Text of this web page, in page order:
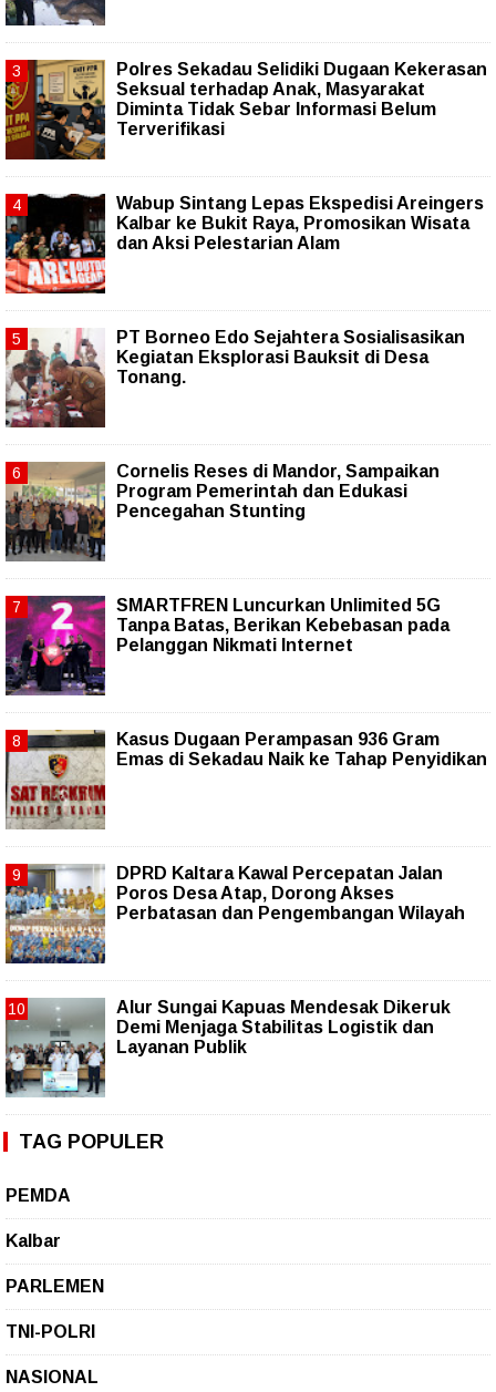
Polres Sekadau Selidiki Dugaan Kekerasan
Seksual terhadap Anak, Masyarakat
Diminta Tidak Sebar Informasi Belum
Terverifikasi
Wabup Sintang Lepas Ekspedisi Areingers
Kalbar ke Bukit Raya, Promosikan Wisata
dan Aksi Pelestarian Alam
PT Borneo Edo Sejahtera Sosialisasikan
Kegiatan Eksplorasi Bauksit di Desa
Tonang.
Cornelis Reses di Mandor, Sampaikan
Program Pemerintah dan Edukasi
Pencegahan Stunting
SMARTFREN Luncurkan Unlimited 5G
Tanpa Batas, Berikan Kebebasan pada
Pelanggan Nikmati Internet
Kasus Dugaan Perampasan 936 Gram
Emas di Sekadau Naik ke Tahap Penyidikan
DPRD Kaltara Kawal Percepatan Jalan
Poros Desa Atap, Dorong Akses
Perbatasan dan Pengembangan Wilayah
Alur Sungai Kapuas Mendesak Dikeruk
Demi Menjaga Stabilitas Logistik dan
Layanan Publik
TAG POPULER
PEMDA
Kalbar
PARLEMEN
TNI-POLRI
NASIONAL